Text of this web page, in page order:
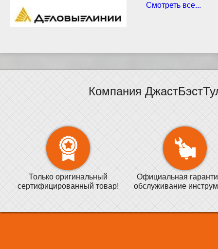
Смотреть все...
Компания
Только оригинальный
сертифицированный товар!
Официальная
обслуживание